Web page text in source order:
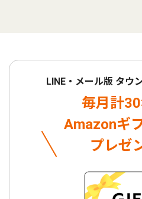
LINE・メール版 タウ
毎月計
Amazonギ
プレゼ